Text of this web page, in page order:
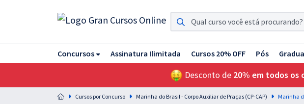
Concursos Assinatura Ilimitada Cursos 20% OFF Pós
Acesso a todos os cursos. Teste grátis por 7 dias!
Acesso ilimitado a toda preparação para o Exame da
Ordem, até você passar!
Desconto de 20% em todos os
Cursos por Concurso Marinha do Brasil - Corpo Auxiliar de Praças (CP-CAP)